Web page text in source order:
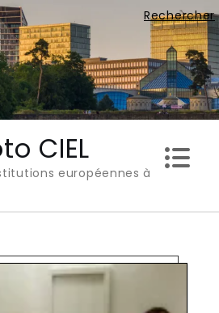
Rechercher
CIEL
européennes à